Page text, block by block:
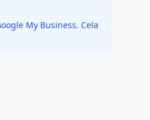
My Business. Cela